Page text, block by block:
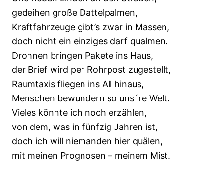
gedeihen große Dattelpalmen,
Kraftfahrzeuge gibt’s zwar in Massen,
doch nicht ein einziges darf qualmen.
Drohnen bringen Pakete ins Haus,
der Brief wird per Rohrpost zugestellt,
Raumtaxis fliegen ins All hinaus,
Menschen bewundern so uns´re Welt.
Vieles könnte ich noch erzählen,
von dem, was in fünfzig Jahren ist,
doch ich will niemanden hier quälen,
mit meinen Prognosen – meinem Mist.